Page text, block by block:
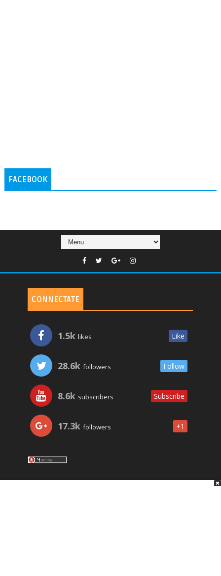
FACEBOOK
CONNECTATE
1.5k likes Like
28.6k followers Follow
8.6k subscribers Subscribe
17.3k followers +1